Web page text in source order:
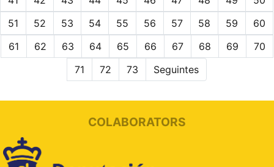
51
52 53 54 55 56 57 58 59
60
61
62 63 64 65 66 67 68 69
70
71
72 73 Seguintes
COLABORATORS